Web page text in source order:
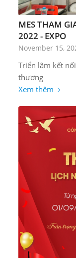
MES THAM
2022 - EXPO
November 15,
Triển lãm kết
thương
Xem thêm